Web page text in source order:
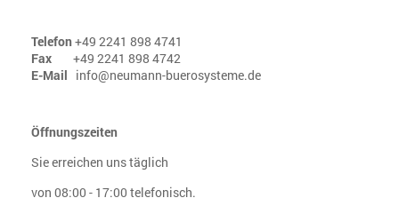
Telefon+49 2241 898 4741
Fax +49 2241 898 4742
E-Mail info@neumann-buerosysteme.de
Öffnungszeiten
Sie erreichen uns täglich
von 08:00 - 17:00 telefonisch.